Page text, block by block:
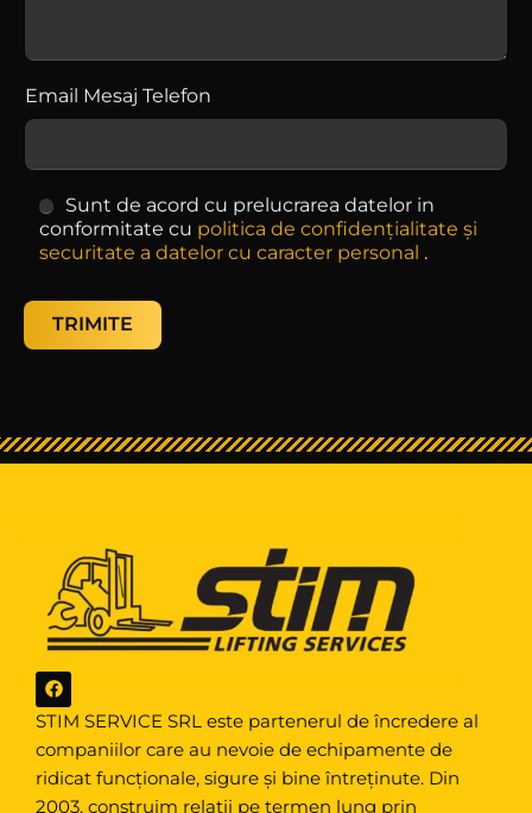
Email Mesaj Telefon
b
o
Sunt de acord cu prelucrarea datelor in
conformitate cu politica de confidențialitate și
securitate a datelor cu caracter personal .
TRIMITE
F
a
c
e
b
o
o
k
STIM SERVICE SRL este partenerul de încredere al
companiilor care au nevoie de echipamente de
ridicat funcționale, sigure și bine întreținute. Din
2003, construim relații pe termen lung prin